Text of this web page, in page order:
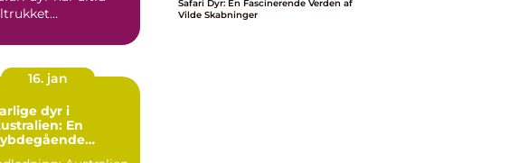
over. Di...
16. jan
dyr i
En
Safari Dyr: En Fascinerende Verden af
Vilde Skabninger